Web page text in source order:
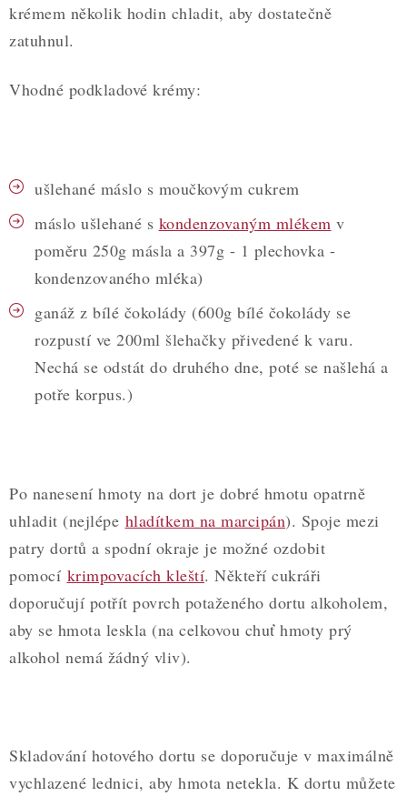
krémem několik hodin chladit, aby dostatečně
zatuhnul.
Vhodné podkladové krémy:
ušlehané máslo s moučkovým cukrem
máslo ušlehané s kondenzovaným mlékem v
poměru 250g másla a 397g - 1 plechovka -
kondenzovaného mléka)
ganáž z bílé čokolády (600g bílé čokolády se
rozpustí ve 200ml šlehačky přivedené k varu.
Nechá se odstát do druhého dne, poté se našlehá a
potře korpus.)
Po nanesení hmoty na dort je dobré hmotu opatrně
uhladit (nejlépe hladítkem na marcipán). Spoje mezi
patry dortů a spodní okraje je možné ozdobit
pomocí krimpovacích kleští. Někteří cukráři
doporučují potřít povrch potaženého dortu alkoholem,
aby se hmota leskla (na celkovou chuť hmoty prý
alkohol nemá žádný vliv).
Skladování hotového dortu se doporučuje v maximálně
vychlazené lednici, aby hmota netekla. K dortu můžete